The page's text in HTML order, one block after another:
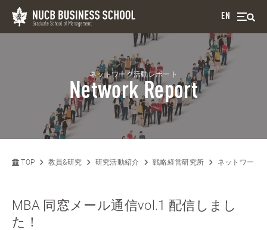
EN
ネットワーク活動レポート
Network Report
TOP 教員&研究 研究活動紹介 戦略経営研究所 ネットワーク
MBA 同窓メール通信vol.1 配信しまし
た！